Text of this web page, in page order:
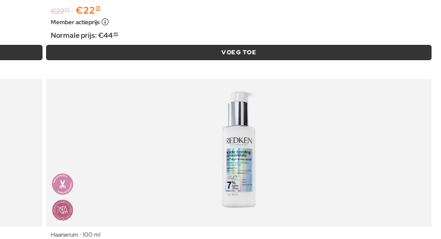
€2269 €22 01
Member actieprijs
Normale prijs:€4449
VOEG TOE
Haarserum ⋅ 100 ml